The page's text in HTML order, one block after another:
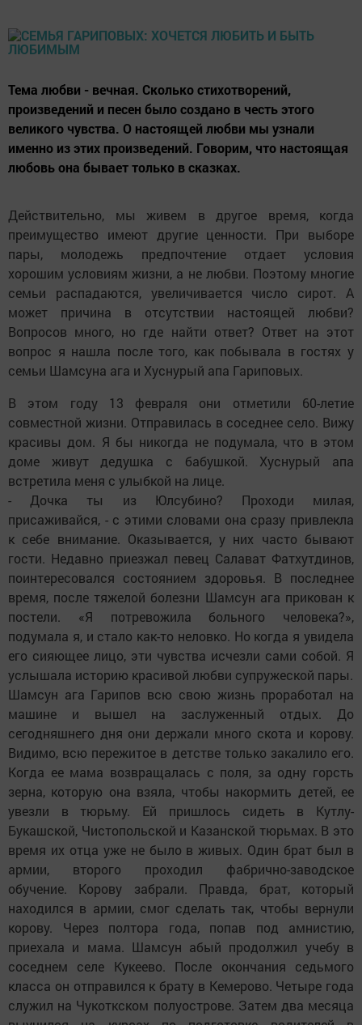
Тема любви - вечная. Сколько стихотворений,
произведений и песен было создано в честь этого
великого чувства. О настоящей любви мы узнали
именно из этих произведений. Говорим, что настоящая
любовь она бывает только в сказках.
Действительно, мы живем в другое время, когда
преимущество имеют другие ценности. При выборе
пары, молодежь предпочтение отдает условия
хорошим условиям жизни, а не любви. Поэтому многие
семьи распадаются, увеличивается число сирот. А
может причина в отсутствии настоящей любви?
Вопросов много, но где найти ответ? Ответ на этот
вопрос я нашла после того, как побывала в гостях у
семьи Шамсуна ага и Хуснурый апа Гариповых.
В этом году 13 февраля они отметили 60-летие
совместной жизни. Отправилась в соседнее село. Вижу
красивы дом. Я бы никогда не подумала, что в этом
доме живут дедушка с бабушкой. Хуснурый апа
встретила меня с улыбкой на лице.
- Дочка ты из Юлсубино? Проходи милая,
присаживайся, - с этими словами она сразу привлекла
к себе внимание. Оказывается, у них часто бывают
гости. Недавно приезжал певец Салават Фатхутдинов,
поинтересовался состоянием здоровья. В последнее
время, после тяжелой болезни Шамсун ага прикован к
постели. «Я потревожила больного человека?»,
подумала я, и стало как-то неловко. Но когда я увидела
его сияющее лицо, эти чувства исчезли сами собой. Я
услышала историю красивой любви супружеской пары.
Шамсун ага Гарипов всю свою жизнь проработал на
машине и вышел на заслуженный отдых. До
сегодняшнего дня они держали много скота и корову.
Видимо, всю пережитое в детстве только закалило его.
Когда ее мама возвращалась с поля, за одну горсть
зерна, которую она взяла, чтобы накормить детей, ее
увезли в тюрьму. Ей пришлось сидеть в Кутлу-
Букашской, Чистопольской и Казанской тюрьмах. В это
время их отца уже не было в живых. Один брат был в
армии, второго проходил фабрично-заводское
обучение. Корову забрали. Правда, брат, который
находился в армии, смог сделать так, чтобы вернули
корову. Через полтора года, попав под амнистию,
приехала и мама. Шамсун абый продолжил учебу в
соседнем селе Кукеево. После окончания седьмого
класса он отправился к брату в Кемерово. Четыре года
служил на Чукоткском полуострове. Затем два месяца